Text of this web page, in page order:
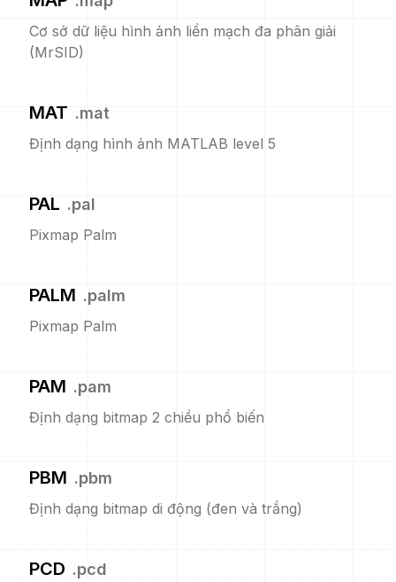
Cơ sở dữ liệu hình ảnh liền mạch đa phân giải
(MrSID)
MAT .mat
Định dạng hình ảnh MATLAB level 5
PAL .pal
Pixmap Palm
PALM .palm
Pixmap Palm
PAM .pam
Định dạng bitmap 2 chiều phổ biến
PBM .pbm
Định dạng bitmap di động (đen và trắng)
PCD .pcd